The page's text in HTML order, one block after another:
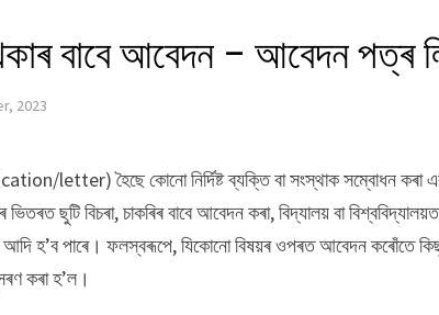
বাবে আবেদন – আবেদন পত্ৰ
2023
letter) হৈছে কোনো নিৰ্দিষ্ট ব্যক্তি বা সংস্থাক সম্বোধন কৰা
ছুটি বিচৰা, চাকৰিৰ বাবে আবেদন কৰা, বিদ্যালয় বা
আদি হ’ব পাৰে। ফলস্বৰূপে, যিকোনো বিষয়ৰ ওপৰত আবেদন কৰোঁতে
কৰা হ’ল।